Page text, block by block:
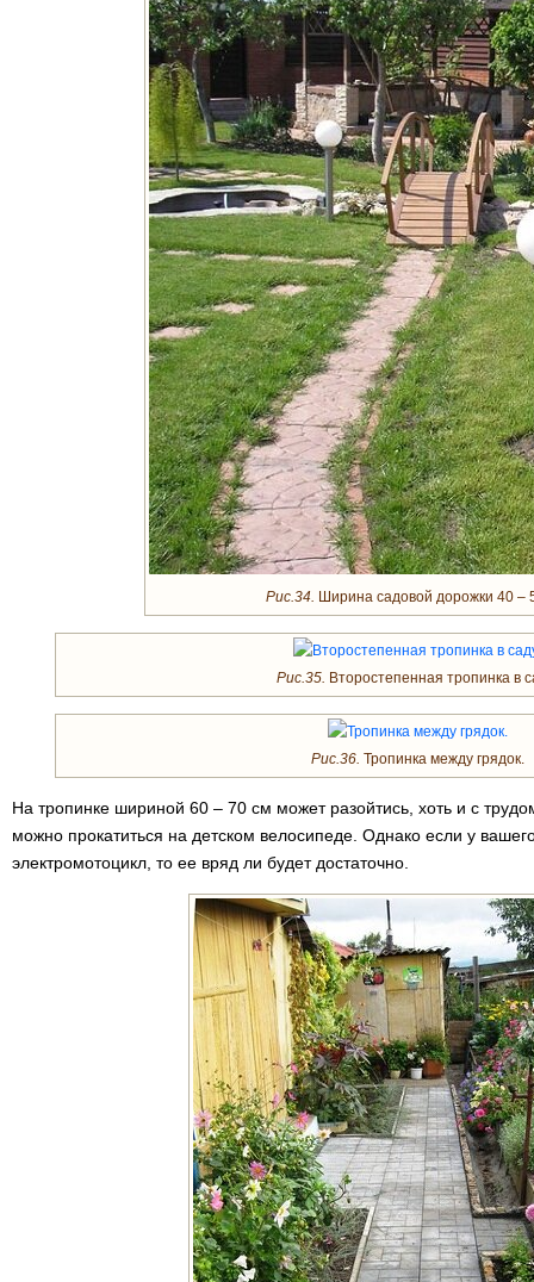
Рис.34. Ширина садовой дорожки 40 –
Рис.35. Второстепенная тропинка в
Рис.36. Тропинка между грядок.
На тропинке шириной 60 – 70 см может разойтись, хоть и с
можно прокатиться на детском велосипеде. Однако если у
электромотоцикл, то ее вряд ли будет достаточно.